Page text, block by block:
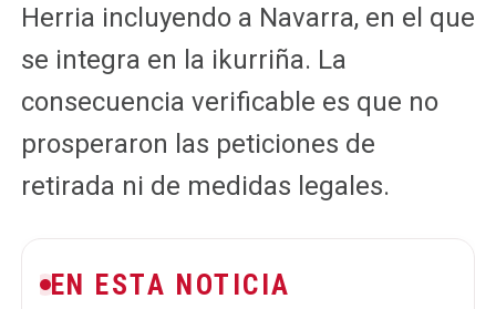
Herria incluyendo a Navarra, en el que
se integra en la ikurriña. La
consecuencia verificable es que no
prosperaron las peticiones de
retirada ni de medidas legales.
EN ESTA NOTICIA